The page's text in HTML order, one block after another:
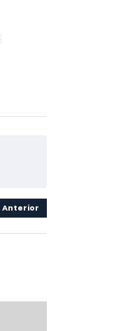
Anterior